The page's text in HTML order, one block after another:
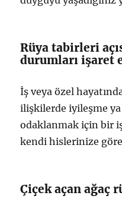
Rüya tabirleri
durumları işaret
İş veya özel
ilişkilerde iyileşme
odaklanmak için bir
kendi hislerinize
Çiçek açan ağaç